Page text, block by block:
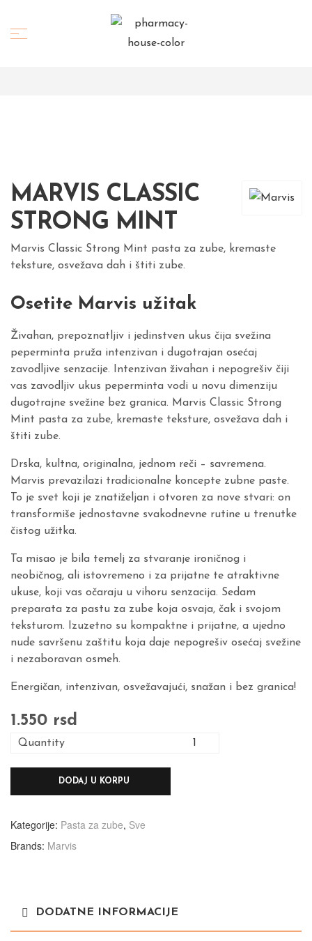
MARVIS CLASSIC
STRONG MINT
Marvis Classic Strong Mint pasta za zube, kremaste
teksture, osvežava dah i štiti zube.
Osetite Marvis užitak
Živahan, prepoznatljiv i jedinstven ukus čija svežina
peperminta pruža intenzivan i dugotrajan osećaj
zavodljive senzacije. Intenzivan živahan i nepogrešiv čiji
vas zavodljiv ukus peperminta vodi u novu dimenziju
dugotrajne svežine bez granica. Marvis Classic Strong
Mint pasta za zube, kremaste teksture, osvežava dah i
štiti zube.
Drska, kultna, originalna, jednom reči – savremena.
Marvis prevazilazi tradicionalne koncepte zubne paste.
To je svet koji je znatiželjan i otvoren za nove stvari: on
transformiše jednostavne svakodnevne rutine u trenutke
čistog užitka.
Ta misao je bila temelj za stvaranje ironičnog i
neobičnog, ali istovremeno i za prijatne te atraktivne
ukuse, koji vas očaraju u vihoru senzacija. Sedam
preparata za pastu za zube koja osvaja, čak i svojom
teksturom. Izuzetno su kompaktne i prijatne, a ujedno
nude savršenu zaštitu koja daje nepogrešiv osećaj svežine
i nezaboravan osmeh.
Energičan, intenzivan, osvežavajući, snažan i bez granica!
1.550 rsd
Quantity
DODAJ U KORPU
Kategorije: Pasta za zube, Sve
Brands: Marvis
DODATNE INFORMACIJE